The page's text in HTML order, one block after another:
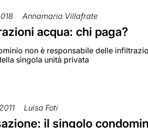
Annamaria Villafrate
acqua: chi paga?
non è responsabile delle
singola unità privata
Luisa Foti
il singolo